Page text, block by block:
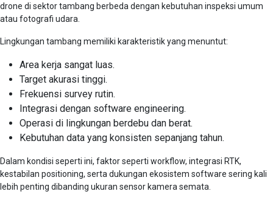
drone di sektor tambang berbeda dengan kebutuhan inspeksi umum
atau fotografi udara.
Lingkungan tambang memiliki karakteristik yang menuntut:
Area kerja sangat luas.
Target akurasi tinggi.
Frekuensi survey rutin.
Integrasi dengan software engineering.
Operasi di lingkungan berdebu dan berat.
Kebutuhan data yang konsisten sepanjang tahun.
Dalam kondisi seperti ini, faktor seperti workflow, integrasi RTK,
kestabilan positioning, serta dukungan ekosistem software sering kali
lebih penting dibanding ukuran sensor kamera semata.